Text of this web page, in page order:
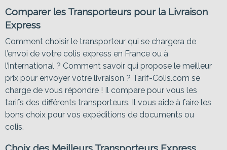
Comparer les Transporteurs pour la Livraison
Express
Comment choisir le transporteur qui se chargera de
l’envoi de votre colis express en France ou à
l’international ? Comment savoir qui propose le meilleur
prix pour envoyer votre livraison ? Tarif-Colis.com se
charge de vous répondre ! Il compare pour vous les
tarifs des différents transporteurs. Il vous aide à faire les
bons choix pour vos expéditions de documents ou
colis.